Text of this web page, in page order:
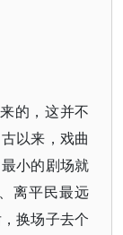
的，这并不
以来，戏曲
小的剧场就
离平民最远
换场子去个